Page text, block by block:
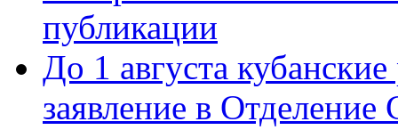
публикации
До 1 августа
заявление в